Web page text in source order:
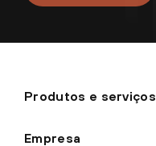
Produtos e serviços
Empresa